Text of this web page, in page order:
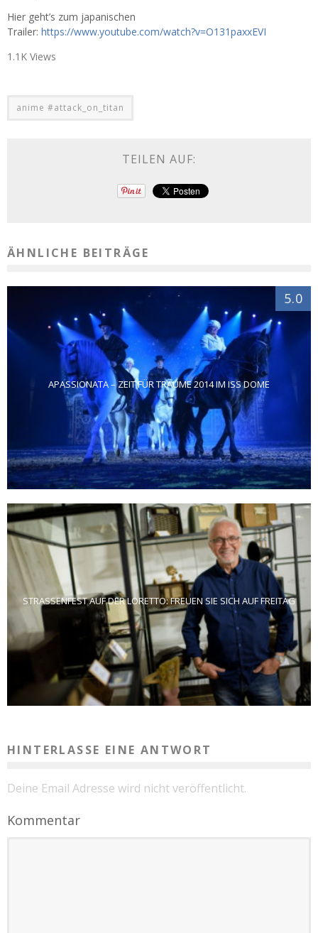
Hier geht’s zum japanischen
Trailer: https://www.youtube.com/watch?v=O131paxxEVI
1.1K Views
anime #attack_on_titan
TEILEN AUF:
ÄHNLICHE BEITRÄGE
5.0
APASSIONATA – ZEIT FÜR TRÄUME 2014 IM ISS DOME
STRASSENFEST AUF DER LORETTO: FREUEN SIE SICH AUF FREITAG
HINTERLASSE EINE ANTWORT
Deine Email Adresse wird nicht veröffentlicht.
Kommentar